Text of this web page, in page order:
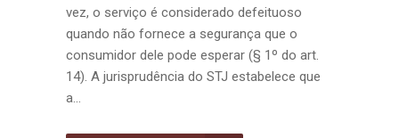
vez, o serviço é considerado defeituoso
quando não fornece a segurança que o
consumidor dele pode esperar (§ 1º do art.
14). A jurisprudência do STJ estabelece que
a...